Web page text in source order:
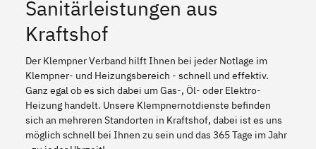
Sanitärleistungen aus
Kraftshof
Der Klempner Verband hilft Ihnen bei jeder Notlage im
Klempner- und Heizungsbereich - schnell und effektiv.
Ganz egal ob es sich dabei um Gas-, Öl- oder Elektro-
Heizung handelt. Unsere Klempnernotdienste befinden
sich an mehreren Standorten in Kraftshof, dabei ist es uns
möglich schnell bei Ihnen zu sein und das 365 Tage im Jahr